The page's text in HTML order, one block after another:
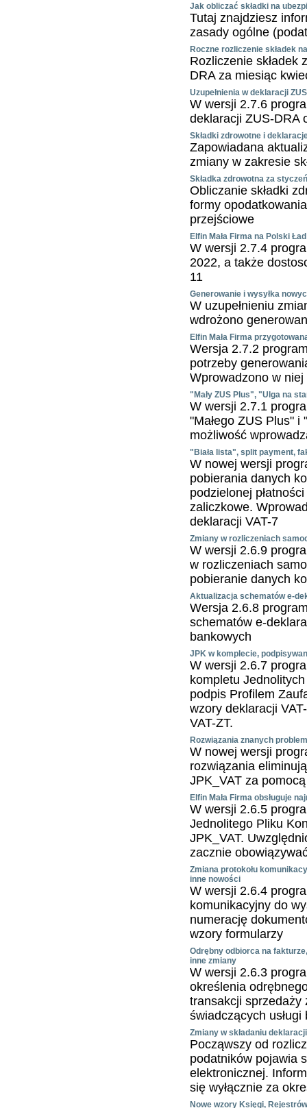
Jak obliczać składki na
Tutaj znajdziesz
zasady ogólne
Roczne rozliczenie składek
Rozliczenie składek
DRA za miesiąc
Uzupełnienia w deklaracji
W wersji 2.7.6
deklaracji ZUS-DRA
Składki zdrowotne i
Zapowiadana
zmiany w zakresie
Składka zdrowotna za
Obliczanie składki
formy
przejściowe
Elfin Mała Firma na Polski
W wersji 2.7.4
2022, a także
11
Generowanie i wysyłka
W uzupełnieniu
wdrożono
Elfin Mała Firma
Wersja 2.7.2
potrzeby
Wprowadzono w
"Mały ZUS Plus", "Ulga na
W wersji 2.7.1
"Małego ZUS Plus"
możliwość
"Biała lista", split payment,
W nowej wersji
pobierania danych
podzielonej
zaliczkowe.
deklaracji VAT-7
Zmiany w rozliczeniach
W wersji 2.6.9
w rozliczeniach
pobieranie danych
Aktualizacja schematów e-
Wersja 2.6.8
schematów e-
bankowych
JPK w komplecie,
W wersji 2.6.7
kompletu
podpis Profilem
wzory deklaracji
VAT-ZT.
Rozwiązania znanych
W nowej wersji
rozwiązania
JPK_VAT za
Elfin Mała Firma obsługuje
W wersji 2.6.5
Jednolitego Pliku
JPK_VAT.
zacznie
Zmiana protokołu
inne nowości
W wersji 2.6.4
komunikacyjny do
numerację
wzory formularzy
Odrębny odbiorca na
inne zmiany
W wersji 2.6.3
określenia
transakcji sprzedaży
świadczących usługi
Zmiany w składaniu
Począwszy od
podatników pojawia
elektronicznej.
się wyłącznie za
Nowe wzory Księgi,